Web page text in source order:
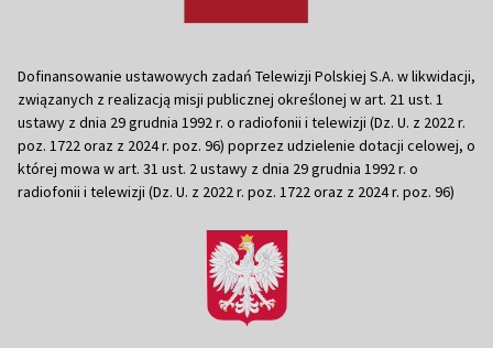
Dofinansowanie ustawowych zadań Telewizji Polskiej S.A. w likwidacji,
związanych z realizacją misji publicznej określonej w art. 21 ust. 1
ustawy z dnia 29 grudnia 1992 r. o radiofonii i telewizji (Dz. U. z 2022 r.
poz. 1722 oraz z 2024 r. poz. 96) poprzez udzielenie dotacji celowej, o
której mowa w art. 31 ust. 2 ustawy z dnia 29 grudnia 1992 r. o
radiofonii i telewizji (Dz. U. z 2022 r. poz. 1722 oraz z 2024 r. poz. 96)